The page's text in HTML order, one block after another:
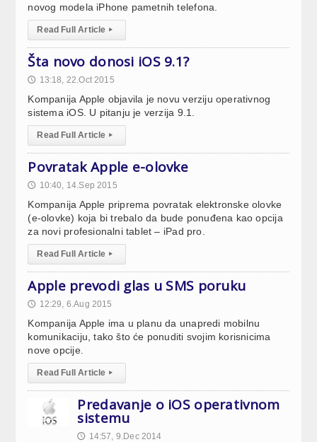
novog modela iPhone pametnih telefona.
Read Full Article ▸
Šta novo donosi iOS 9.1?
🕔 13:18, 22.Oct 2015
Kompanija Apple objavila je novu verziju operativnog
sistema iOS. U pitanju je verzija 9.1.
Read Full Article ▸
Povratak Apple e-olovke
🕔 10:40, 14.Sep 2015
Kompanija Apple priprema povratak elektronske olovke
(e-olovke) koja bi trebalo da bude ponuđena kao opcija
za novi profesionalni tablet – iPad pro.
Read Full Article ▸
Apple prevodi glas u SMS poruku
🕔 12:29, 6.Aug 2015
Kompanija Apple ima u planu da unapredi mobilnu
komunikaciju, tako što će ponuditi svojim korisnicima
nove opcije.
Read Full Article ▸
Predavanje o iOS operativnom
sistemu
🕔 14:57, 9.Dec 2014